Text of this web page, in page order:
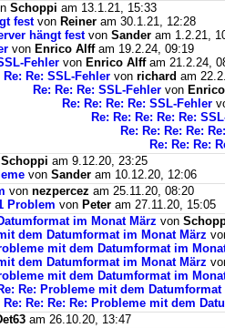
Schoppi am 13.1.21, 15:33
festvon Reiner am 30.1.21, 12:28
hängt festvon Sander am 1.2.21,
von Enrico Alffam 19.2.24, 09:19
Fehler von Enrico Alffam 21.2.24,
Re: Re: SSL-Fehler von richard am
Re: Re: Re: SSL-Fehler von
Re: Re: Re: Re: SSL-Fehler
Re: Re: Re: Re: Re:
Re: Re: Re: Re:
Re: Re: Re:
Schoppi am 9.12.20, 23:25
von Sander am 10.12.20, 12:06
von nezpercez am 25.11.20, 08:20
Problem von Peter am 27.11.20, 15:05
im Monat März von
dem Datumformat im Monat März
mit dem Datumformat im
dem Datumformat im Monat März
mit dem Datumformat im
Re: Probleme mit dem
Re: Re: Re: Re: Probleme mit dem
am 26.10.20, 13:47